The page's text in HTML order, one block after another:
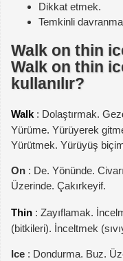
Dikkat etmek.
Temkinli
Walk on thin
Walk on thin
kullanılır?
Walk : Dolaştırmak.
Yürüme. Yürüyerek
Yürütmek. Yürüyüş
On : De. Yönünde.
Üzerinde. Çakırkeyif.
Thin : Zayıflamak.
(bitkileri). İnceltmek
Ice : Dondurma. Buz.